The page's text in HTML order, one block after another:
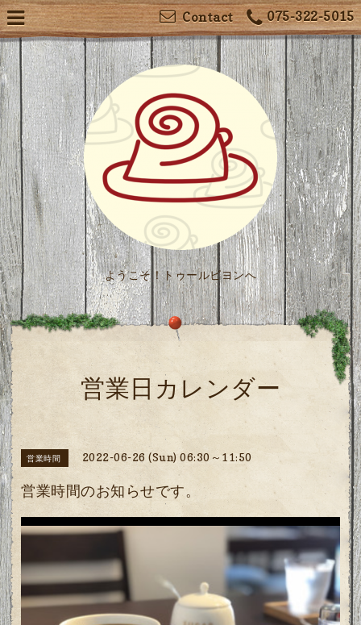
075-322-5015
Contact
ようこそ！トゥールビヨンへ
営業日カレンダー
営業時間 2022-06-26 (Sun) 06:30～11:50
営業時間のお知らせです。